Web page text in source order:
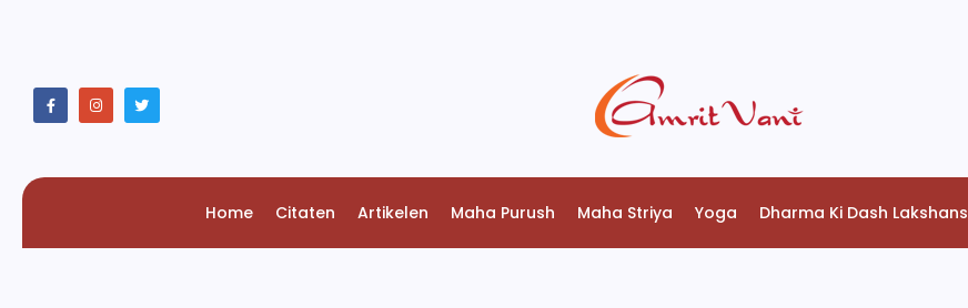
Home Citaten Artikelen Maha Purush Maha Striya Yoga Dharma Ki Dash Lakshans